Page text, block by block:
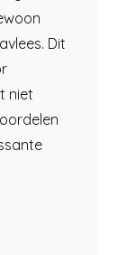
Dit
niet